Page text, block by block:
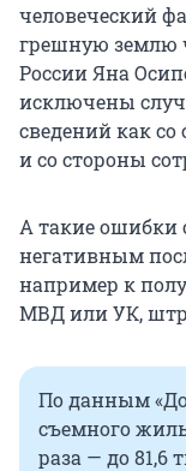
человеческий
грешную землю
России Яна
исключены
сведений как со
и со стороны
А такие ошибки
негативным
например к
МВД или УК,
По данным
съемного
раза — до 81,6